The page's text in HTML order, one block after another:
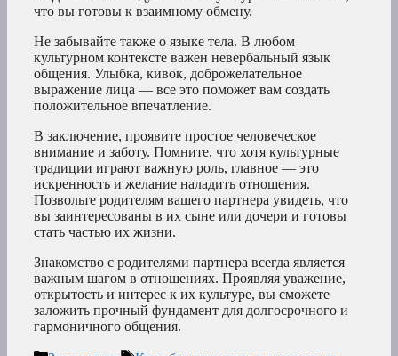
что вы готовы к взаимному обмену.
Не забывайте также о языке тела. В любом
культурном контексте важен невербальный язык
общения. Улыбка, кивок, доброжелательное
выражение лица — все это поможет вам создать
положительное впечатление.
В заключение, проявите простое человеческое
внимание и заботу. Помните, что хотя культурные
традиции играют важную роль, главное — это
искренность и желание наладить отношения.
Позвольте родителям вашего партнера увидеть, что
вы заинтересованы в их сыне или дочери и готовы
стать частью их жизни.
Знакомство с родителями партнера всегда является
важным шагом в отношениях. Проявляя уважение,
открытость и интерес к их культуре, вы сможете
заложить прочный фундамент для долгосрочного и
гармоничного общения.